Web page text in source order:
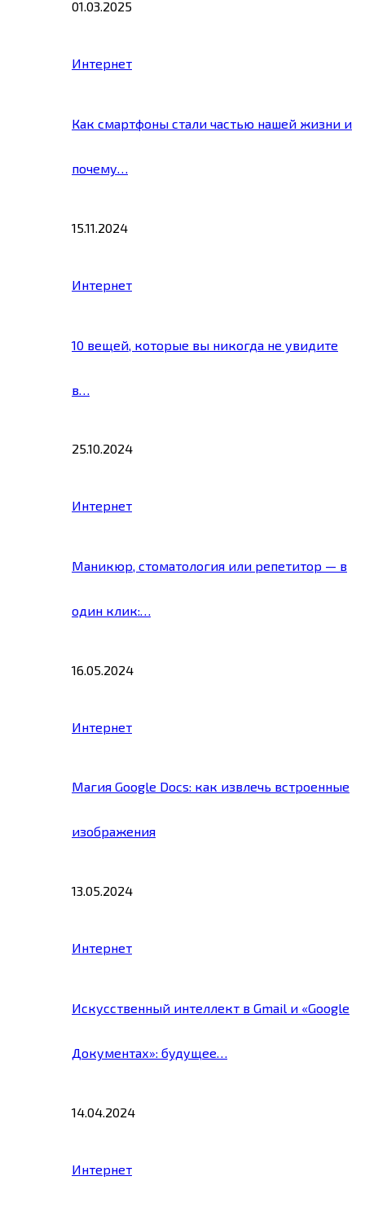
01.03.2025
Интернет
Как смартфоны стали частью нашей жизни и
почему…
15.11.2024
Интернет
10 вещей, которые вы никогда не увидите
в…
25.10.2024
Интернет
Маникюр, стоматология или репетитор — в
один клик:…
16.05.2024
Интернет
Магия Google Docs: как извлечь встроенные
изображения
13.05.2024
Интернет
Искусственный интеллект в Gmail и «Google
Документах»: будущее…
14.04.2024
Интернет